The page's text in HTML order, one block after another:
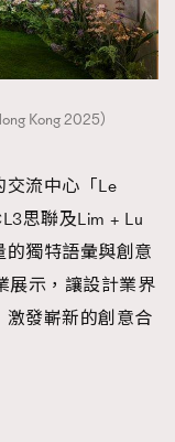
Kong 2025）
交流中心「Le
思聯及Lim + Lu
獨特語彙與創意
展示，讓設計業界
激發嶄新的創意合